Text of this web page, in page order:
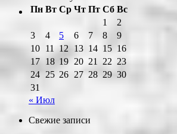
Пн Вт Ср Чт Пт Сб Вс
1
2
3
4 5 6 7 8
9
10 11 12 13 14 15 16
17 18 19 20 21 22 23
24 25 26 27 28 29 30
31
« Июл
Свежие записи